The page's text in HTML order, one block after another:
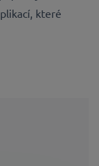
které